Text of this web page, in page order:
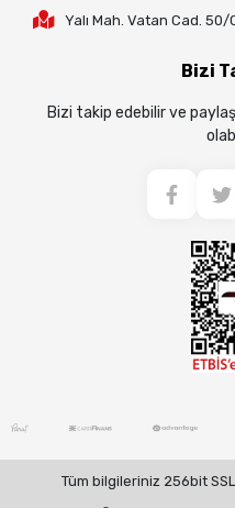
Yalı Mah. Vatan Cad.
Bizi
Bizi takip edebilir ve
Tüm bilgileriniz 256bit